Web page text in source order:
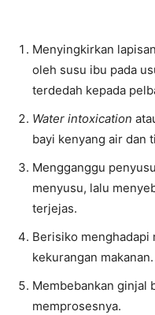
Menyingkirkan
oleh susu ibu pada
terdedah kepada
Water intoxication
bayi kenyang air dan
Mengganggu
menyusu, lalu
terjejas.
Berisiko menghadapi
kekurangan makanan.
Membebankan ginjal
memprosesnya.